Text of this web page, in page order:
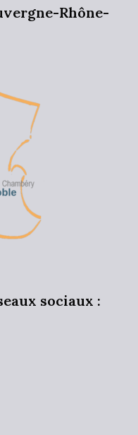
Rhône-
sociaux :